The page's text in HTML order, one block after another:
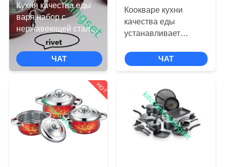
НАС
ПУТЕШЕСТВИЕ
ФАБРИКИ
ПРОВЕРКА
КАЧЕСТВА
СВЯЖИТЕСЬ
Кухня качества еды
варя набор с
нержавеющей сталью
раковины 201#
стеклянной крышки
красочной
ЧАТ
Коокваре кухни
качества еды
устанавливает
поверхностью
отполированной
ЧАТ
HOT